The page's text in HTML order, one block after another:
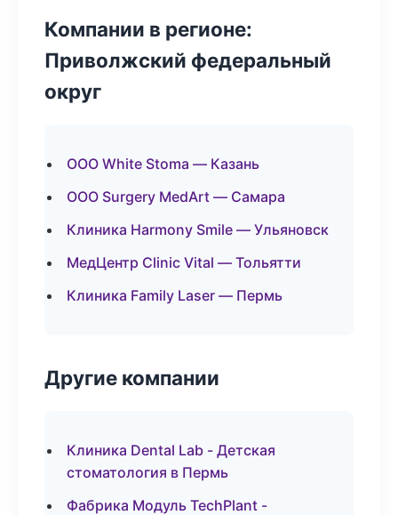
Компании в регионе:
Приволжский федеральный
округ
ООО White Stoma — Казань
ООО Surgery MedArt — Самара
Клиника Harmony Smile — Ульяновск
МедЦентр Clinic Vital — Тольятти
Клиника Family Laser — Пермь
Другие компании
Клиника Dental Lab - Детская
стоматология в Пермь
Фабрика Модуль TechPlant -